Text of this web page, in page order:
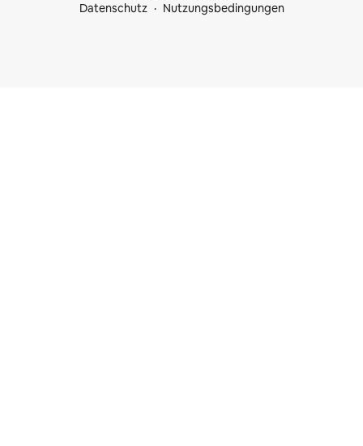
Datenschutz
Nutzungsbedingungen